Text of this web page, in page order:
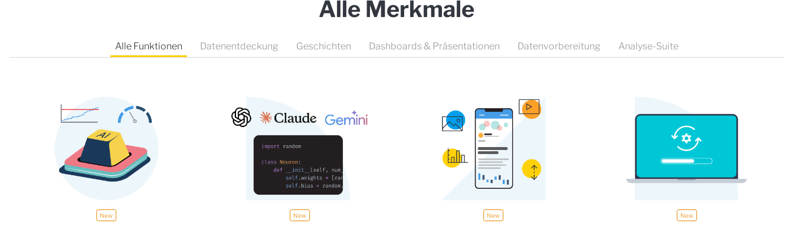
Alle Merkmale
Alle Funktionen Datenentdeckung Geschichten Dashboards & Präsentationen Datenvorbereitung Analyse-Suite